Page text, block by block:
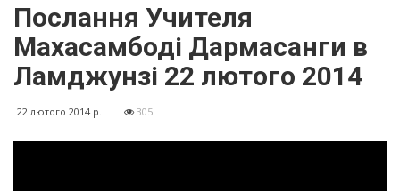
Послання Учителя
Махасамбоді Дармасанги в
Ламджунзі 22 лютого 2014
22 лютого 2014 р. 305